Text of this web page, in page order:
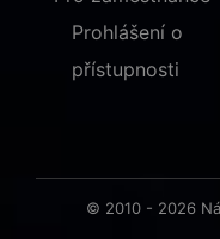
Prohlášení o
přístupnosti
© 2010 - 2026